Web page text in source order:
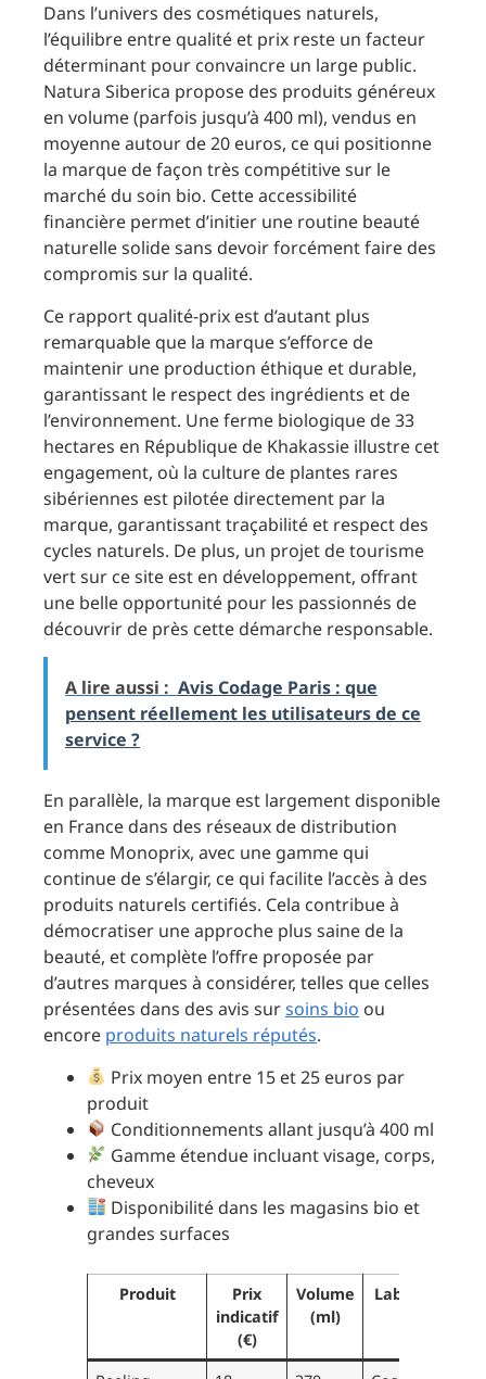
Dans l’univers des cosmétiques naturels,
l’équilibre entre qualité et prix reste un facteur
déterminant pour convaincre un large public.
Natura Siberica propose des produits généreux
en volume (parfois jusqu’à 400 ml), vendus en
moyenne autour de 20 euros, ce qui positionne
la marque de façon très compétitive sur le
marché du soin bio. Cette accessibilité
financière permet d’initier une routine beauté
naturelle solide sans devoir forcément faire des
compromis sur la qualité.
Ce rapport qualité-prix est d’autant plus
remarquable que la marque s’efforce de
maintenir une production éthique et durable,
garantissant le respect des ingrédients et de
l’environnement. Une ferme biologique de 33
hectares en République de Khakassie illustre cet
engagement, où la culture de plantes rares
sibériennes est pilotée directement par la
marque, garantissant traçabilité et respect des
cycles naturels. De plus, un projet de tourisme
vert sur ce site est en développement, offrant
une belle opportunité pour les passionnés de
découvrir de près cette démarche responsable.
A lire aussi : Avis Codage Paris : que
pensent réellement les utilisateurs de ce
service ?
En parallèle, la marque est largement disponible
en France dans des réseaux de distribution
comme Monoprix, avec une gamme qui
continue de s’élargir, ce qui facilite l’accès à des
produits naturels certifiés. Cela contribue à
démocratiser une approche plus saine de la
beauté, et complète l’offre proposée par
d’autres marques à considérer, telles que celles
présentées dans des avis sursoins bio ou
encore produits naturels réputés.
Prix moyen entre 15 et 25 euros par
produit
Conditionnements allant jusqu’à 400 ml
Gamme étendue incluant visage, corps,
cheveux
Disponibilité dans les magasins bio et
grandes surfaces
Produit
Prix
indicatif
(€)
Volume
(ml)
Labels bio